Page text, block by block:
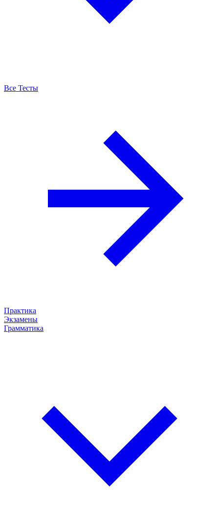
Все Тесты
Практика
Экзамены
Грамматика